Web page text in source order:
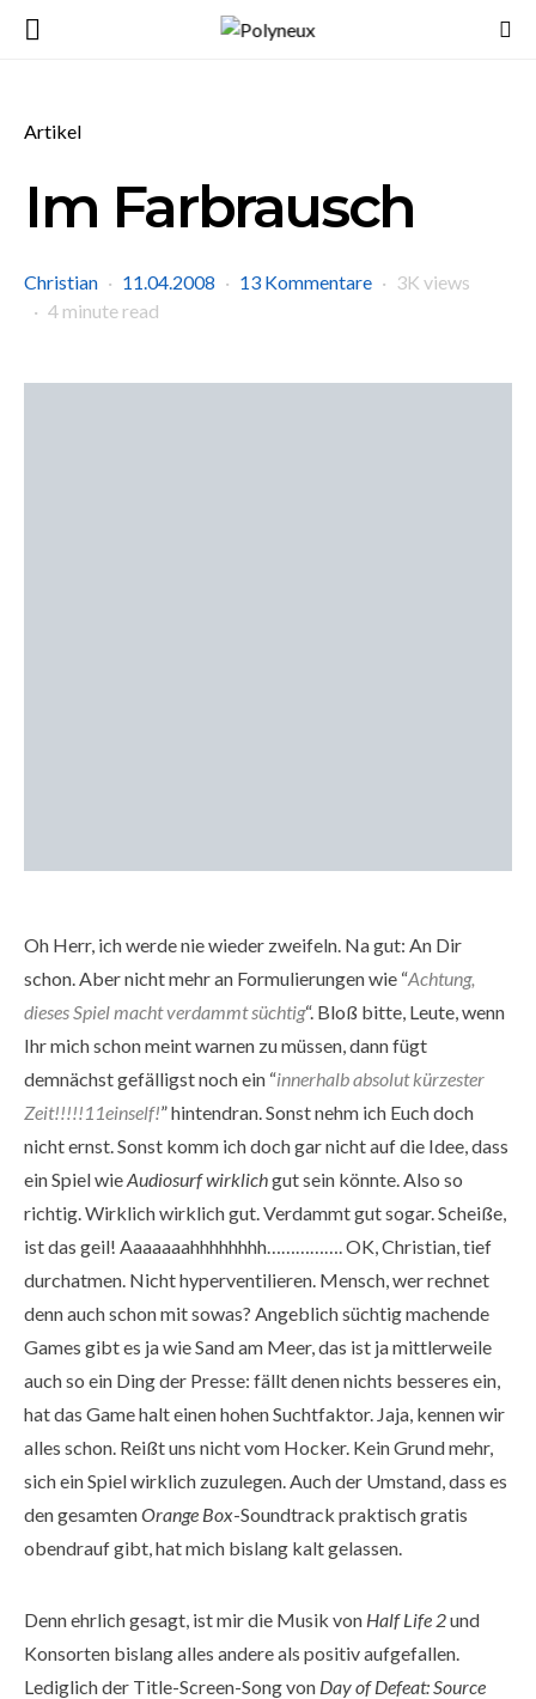
Artikel
Im Farbrausch
Christian 11.04.2008 13 Kommentare
3K views
4 minute read
Oh Herr, ich werde nie wieder zweifeln. Na gut: An Dir
schon. Aber nicht mehr an Formulierungen wie “Achtung,
dieses Spiel macht verdammt süchtig“. Bloß bitte, Leute, wenn
Ihr mich schon meint warnen zu müssen, dann fügt
demnächst gefälligst noch ein “innerhalb absolut kürzester
Zeit!!!!!11einself!” hintendran. Sonst nehm ich Euch doch
nicht ernst. Sonst komm ich doch gar nicht auf die Idee, dass
ein Spiel wieAudiosurfwirklichgut sein könnte. Also so
richtig. Wirklich wirklich gut. Verdammt gut sogar. Scheiße,
ist das geil! Aaaaaaahhhhhhhh……………. OK, Christian, tief
durchatmen. Nicht hyperventilieren. Mensch, wer rechnet
denn auch schon mit sowas? Angeblich süchtig machende
Games gibt es ja wie Sand am Meer, das ist ja mittlerweile
auch so ein Ding der Presse: fällt denen nichts besseres ein,
hat das Game halt einen hohen Suchtfaktor. Jaja, kennen wir
alles schon. Reißt uns nicht vom Hocker. Kein Grund mehr,
sich ein Spiel wirklich zuzulegen. Auch der Umstand, dass es
den gesamtenOrange Box-Soundtrack praktisch gratis
obendrauf gibt, hat mich bislang kalt gelassen.
Denn ehrlich gesagt, ist mir die Musik von Half Life 2und
Konsorten bislang alles andere als positiv aufgefallen.
Lediglich der Title-Screen-Song von Day of Defeat: Source